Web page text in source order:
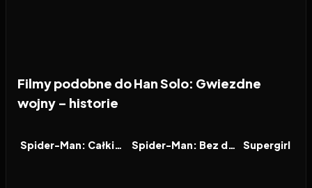
Filmy podobne do Han Solo: Gwiezdne
wojny – historie
FILM Spider-Man: Całkiem nowy dzień FILM Spider-Man: Bez drogi do domu FILM
Supergirl